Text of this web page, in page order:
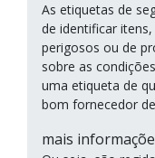
As etiquetas de
de identificar
perigosos ou de
sobre as
uma etiqueta de
bom fornecedor
mais